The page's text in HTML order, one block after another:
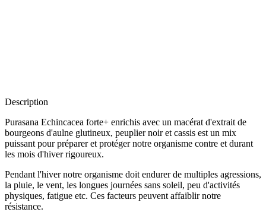
Description
Purasana Echincacea forte+ enrichis avec un macérat d'extrait de
bourgeons d'aulne glutineux, peuplier noir et cassis est un mix
puissant pour préparer et protéger notre organisme contre et durant
les mois d'hiver rigoureux.
Pendant l'hiver notre organisme doit endurer de multiples agressions,
la pluie, le vent, les longues journées sans soleil, peu d'activités
physiques, fatigue etc. Ces facteurs peuvent affaiblir notre
résistance.